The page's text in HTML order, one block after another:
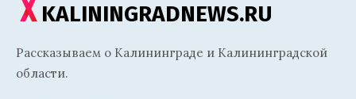
KALININGRADNEWS.RU
Рассказываем о Калининграде и Калининградской
области.